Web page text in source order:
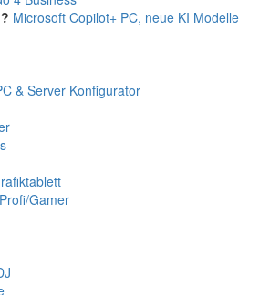
Microsoft Copilot+ PC, neue KI Modelle
& Server Konfigurator
Gamer